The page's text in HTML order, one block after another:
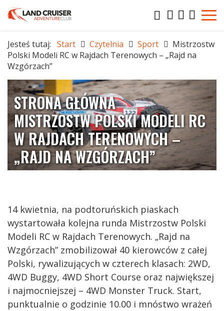
Jesteś tutaj: Start Czytelnia Sport
Mistrzostw
Polski Modeli RC w Rajdach Terenowych – „Rajd na
Wzgórzach”
STRONA GŁÓWNA
MISTRZOSTW POLSKI MODELI RC
W RAJDACH TERENOWYCH –
„RAJD NA WZGÓRZACH”
14 kwietnia, na podtoruńskich piaskach
wystartowała kolejna runda Mistrzostw Polski
Modeli RC w Rajdach Terenowych. „Rajd na
Wzgórzach” zmobilizował 40 kierowców z całej
Polski, rywalizujących w czterech klasach: 2WD,
4WD Buggy, 4WD Short Course oraz największej
i najmocniejszej – 4WD Monster Truck. Start,
punktualnie o godzinie 10.00 i mnóstwo wrażeń